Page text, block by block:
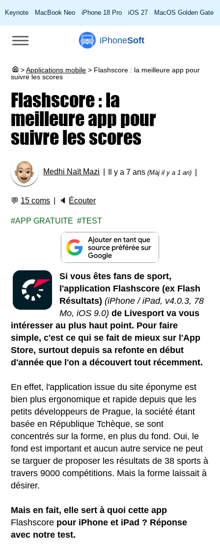
Keynote MacBook Neo iPhone 18 Pro iOS 27 MacOS Golden Gate
iPhoneSoft
> Applications mobile > Flashscore : la meilleure app pour
suivre les scores
Flashscore : la
meilleure app pour
suivre les scores
Medhi Naït Mazi Il y a 7 ans(Màj il y a 1 an)
💬 15 coms 🔈 Écouter
APP GRATUITE TEST
Si vous êtes fans de sport,
l'application Flashscore (ex Flash
Résultats)(iPhone / iPad, v4.0.3, 78
Mo, iOS 9.0) de Livesport va vous
intéresser au plus haut point. Pour faire
simple, c'est ce qui se fait de mieux sur l'App
Store, surtout depuis sa refonte en début
d'année que l'on a découvert tout récemment.
En effet, l'application issue du site éponyme est
bien plus ergonomique et rapide depuis que les
petits développeurs de Prague, la société étant
basée en République Tchèque, se sont
concentrés sur la forme, en plus du fond. Oui, le
fond est important et aucun autre service ne peut
se targuer de proposer les résultats de 38 sports à
travers 9000 compétitions. Mais la forme laissait à
désirer.
Mais en fait, elle sert à quoi cette app
Flashscore pour iPhone et iPad ? Réponse
avec notre test.